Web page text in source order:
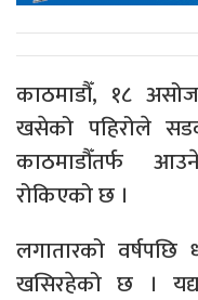
काठमाडौँ, १८
खसेको पहिरोले
काठमाडौँतर्फ
रोकिएको छ ।
लगातारको वर्षपछि
खसिरहेको छ ।